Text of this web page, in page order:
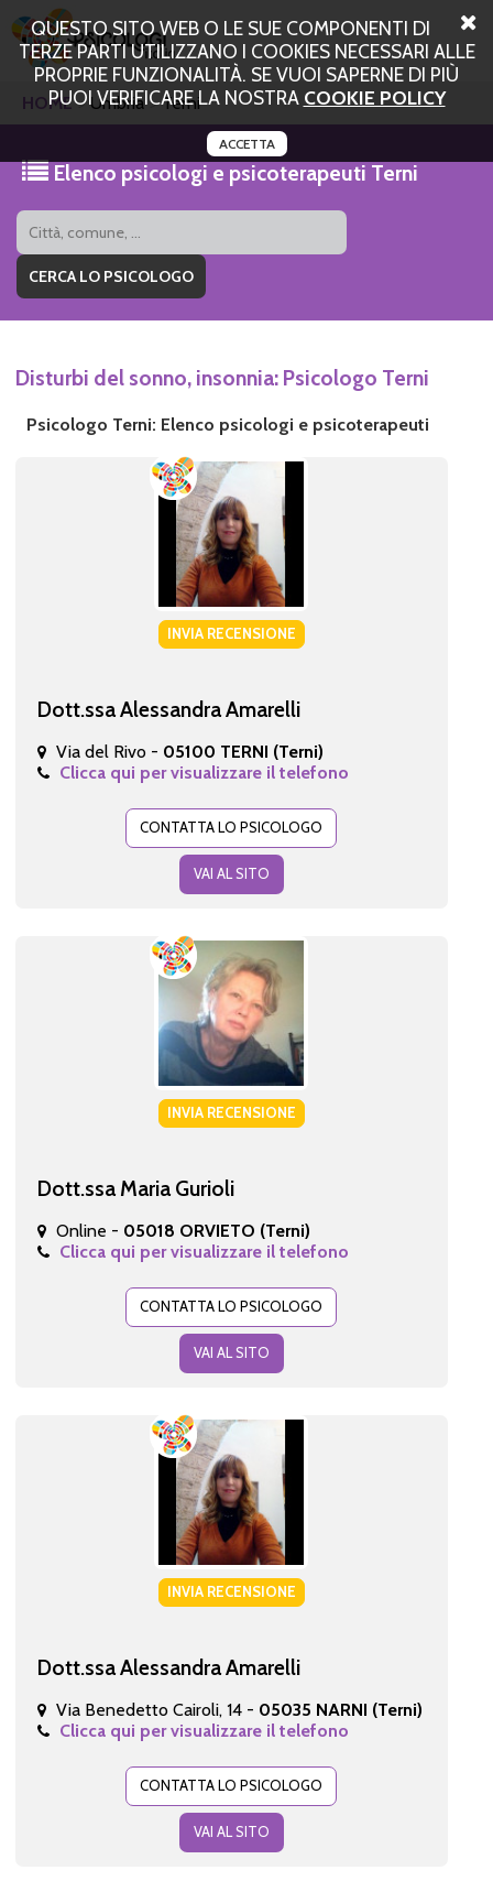
QUESTO SITO WEB O LE SUE COMPONENTI DI
TERZE PARTI UTILIZZANO I COOKIES NECESSARI ALLE
PROPRIE FUNZIONALITÀ. SE VUOI SAPERNE DI PIÙ
PUOI VERIFICARE LA NOSTRA COOKIE POLICY
ACCETTA
HOME Umbria Terni
Elenco psicologi e psicoterapeuti Terni
Disturbi del sonno, insonnia: Psicologo Terni
Psicologo Terni: Elenco psicologi e psicoterapeuti
INVIA RECENSIONE
Dott.ssa Alessandra Amarelli
Via del Rivo - 05100 TERNI (Terni)
Clicca qui per visualizzare il telefono
CONTATTA LO PSICOLOGO
VAI AL SITO
INVIA RECENSIONE
Dott.ssa Maria Gurioli
Online - 05018 ORVIETO (Terni)
Clicca qui per visualizzare il telefono
CONTATTA LO PSICOLOGO
VAI AL SITO
INVIA RECENSIONE
Dott.ssa Alessandra Amarelli
Via Benedetto Cairoli, 14 - 05035 NARNI (Terni)
Clicca qui per visualizzare il telefono
CONTATTA LO PSICOLOGO
VAI AL SITO